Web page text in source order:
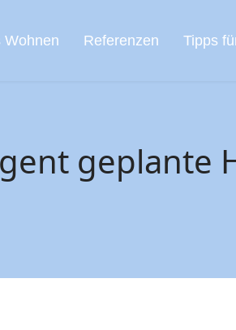
Wohnen Referenzen Tipps
geplante